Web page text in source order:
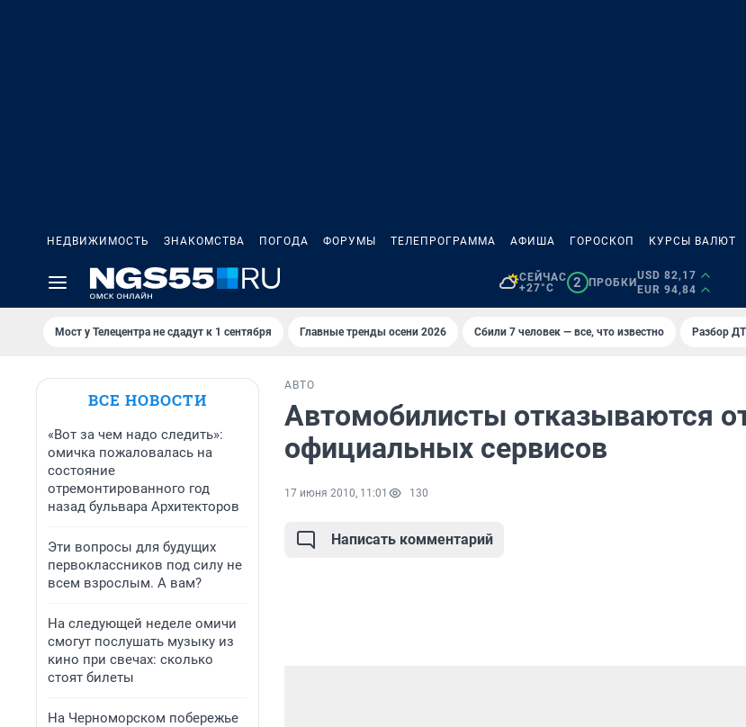
НЕДВИЖИМОСТЬ ЗНАКОМСТВА ПОГОДА ФОРУМЫ ТЕЛЕПРОГРАММА АФИША ГОРОСКОП КУРСЫ ВАЛЮТ
СЕЙЧАС
+27°C
2 ПРОБКИ
USD 82,17
EUR 94,84
Мост у Телецентра не сдадут к 1 сентября Главные тренды осени 2026 Сбили 7 человек — все, что известно Разбор
ВСЕ НОВОСТИ
«Вот за чем надо следить»:
омичка пожаловалась на
состояние
отремонтированного год
назад бульвара Архитекторов
Эти вопросы для будущих
первоклассников под силу не
всем взрослым. А вам?
На следующей неделе омичи
смогут послушать музыку из
кино при свечах: сколько
стоят билеты
На Черноморском побережье
АВТО
Автомобилисты отказываются
официальных сервисов
17 июня 2010, 11:01 130
Написать комментарий